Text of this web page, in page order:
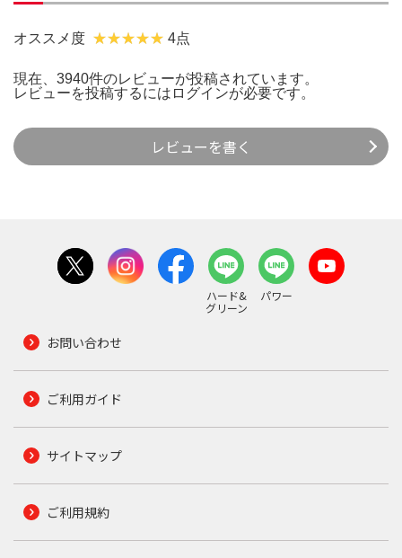
オススメ度 4点
現在、3940件のレビューが投稿されています。
レビューを投稿するには ログインが必要です。
レビューを書く
ハード&
グリーン
パワー
お問い合わせ
ご利用ガイド
サイトマップ
ご利用規約